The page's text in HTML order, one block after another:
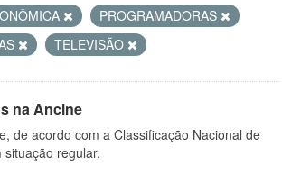
PROGRAMADORAS
TELEVISÃO
na Ancine
de acordo com a Classificação Nacional de
regular.